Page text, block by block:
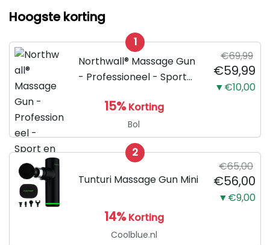
Hoogste korting
1
Northwall® Massage Gun
- Professioneel - Sport
€69,99
€59,99
▼€10,00
15% Korting
Bol
2
Tunturi Massage Gun Mini
€65,00
€56,00
▼€9,00
14% Korting
Coolblue.nl